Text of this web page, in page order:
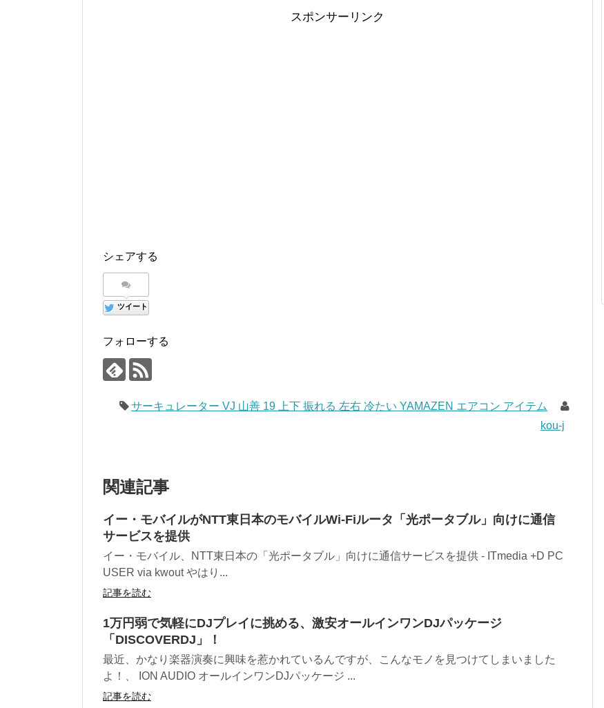
スポンサーリンク
シェアする
ツイート
フォローする
サーキュレーター VJ 山善 19 上下 振れる 左右 冷たい YAMAZEN エアコン アイテム
kou-j
関連記事
イー・モバイルがNTT東日本のモバイルWi-Fiルータ「光ポータブル」向けに通信
サービスを提供
イー・モバイル、NTT東日本の「光ポータブル」向けに通信サービスを提供 - ITmedia +D PC
USER via kwout やはり...
記事を読む
1万円弱で気軽にDJプレイに挑める、激安オールインワンDJパッケージ
「DISCOVERDJ」！
最近、かなり楽器演奏に興味を惹かれているんですが、こんなモノを見つけてしまいました
よ！、 ION AUDIO オールインワンDJパッケージ ...
記事を読む